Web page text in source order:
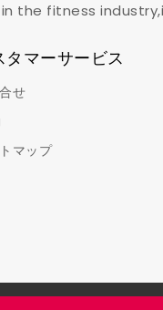
the fitness
タマーサービス
せ
マップ